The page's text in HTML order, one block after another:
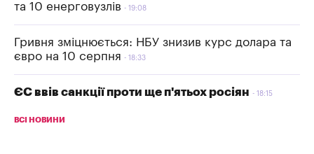
та 10 енерговузлів
19:08
Гривня зміцнюється: НБУ знизив курс долара та
євро на 10 серпня
18:33
ЄС ввів санкції проти ще п'ятьох росіян 18:15
ВСІ НОВИНИ